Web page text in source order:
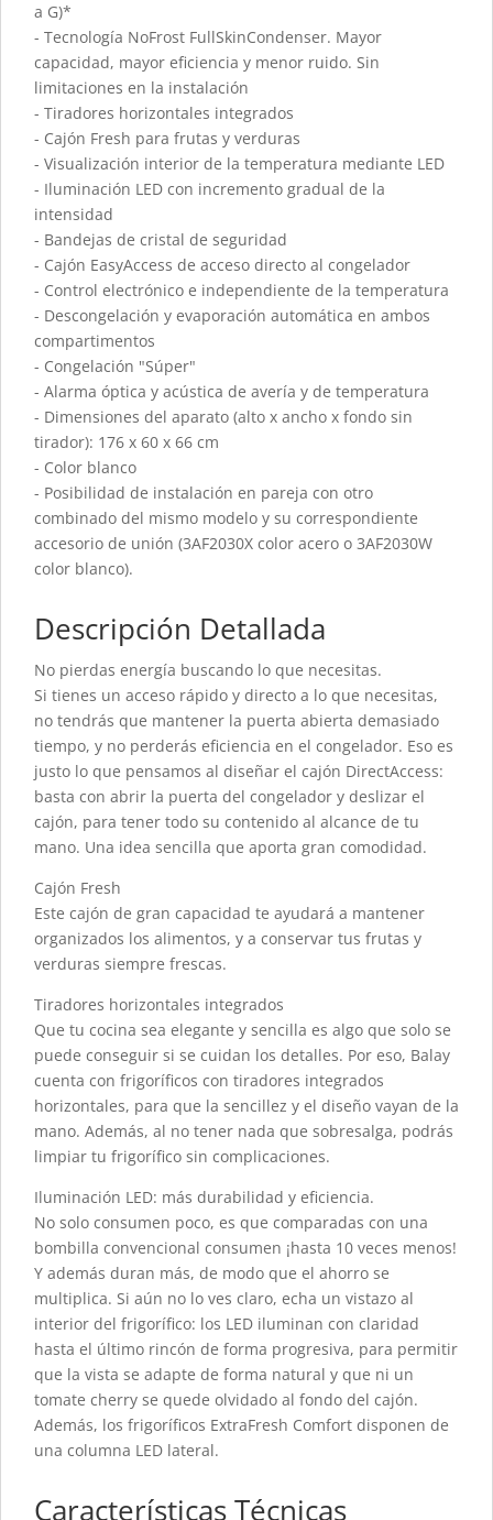
a G)*
- Tecnología NoFrost FullSkinCondenser. Mayor
capacidad, mayor eficiencia y menor ruido. Sin
limitaciones en la instalación
- Tiradores horizontales integrados
- Cajón Fresh para frutas y verduras
- Visualización interior de la temperatura mediante LED
- Iluminación LED con incremento gradual de la
intensidad
- Bandejas de cristal de seguridad
- Cajón EasyAccess de acceso directo al congelador
- Control electrónico e independiente de la temperatura
- Descongelación y evaporación automática en ambos
compartimentos
- Congelación "Súper"
- Alarma óptica y acústica de avería y de temperatura
- Dimensiones del aparato (alto x ancho x fondo sin
tirador): 176 x 60 x 66 cm
- Color blanco
- Posibilidad de instalación en pareja con otro
combinado del mismo modelo y su correspondiente
accesorio de unión (3AF2030X color acero o 3AF2030W
color blanco).
Descripción Detallada
No pierdas energía buscando lo que necesitas.
Si tienes un acceso rápido y directo a lo que necesitas,
no tendrás que mantener la puerta abierta demasiado
tiempo, y no perderás eficiencia en el congelador. Eso es
justo lo que pensamos al diseñar el cajón DirectAccess:
basta con abrir la puerta del congelador y deslizar el
cajón, para tener todo su contenido al alcance de tu
mano. Una idea sencilla que aporta gran comodidad.
Cajón Fresh
Este cajón de gran capacidad te ayudará a mantener
organizados los alimentos, y a conservar tus frutas y
verduras siempre frescas.
Tiradores horizontales integrados
Que tu cocina sea elegante y sencilla es algo que solo se
puede conseguir si se cuidan los detalles. Por eso, Balay
cuenta con frigoríficos con tiradores integrados
horizontales, para que la sencillez y el diseño vayan de la
mano. Además, al no tener nada que sobresalga, podrás
limpiar tu frigorífico sin complicaciones.
Iluminación LED: más durabilidad y eficiencia.
No solo consumen poco, es que comparadas con una
bombilla convencional consumen ¡hasta 10 veces menos!
Y además duran más, de modo que el ahorro se
multiplica. Si aún no lo ves claro, echa un vistazo al
interior del frigorífico: los LED iluminan con claridad
hasta el último rincón de forma progresiva, para permitir
que la vista se adapte de forma natural y que ni un
tomate cherry se quede olvidado al fondo del cajón.
Además, los frigoríficos ExtraFresh Comfort disponen de
una columna LED lateral.
Características Técnicas